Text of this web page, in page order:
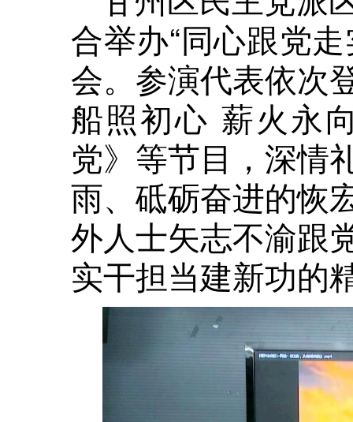
合举办“同心跟党
会。参演代表依次
船照初心 薪火永
党》等节目，深情
雨、砥砺奋进的恢
外人士矢志不渝跟
实干担当建新功的